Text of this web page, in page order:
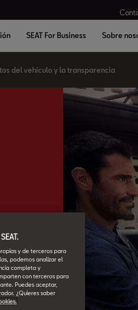
SEAT For Business Sobre
del vehículo y la transparencia
y de terceros para
podemos analizar el
completa y
con terceros para
Puedes aceptar,
¿Quieres saber